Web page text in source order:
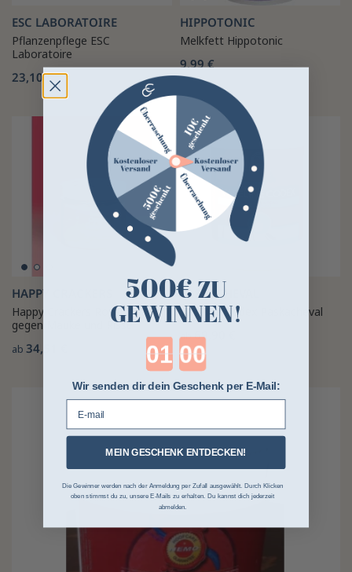
ESC LABORATOIRE
Pflanzenpflege ESC
Laboratoire
23,10 €
HIPPOTONIC
Melkfett Hippotonic
9,99 €
HAPPY CRACKERS
Happy Crackers Rosenbalsam
gegen Mauke und Risse
ab 34,51 €
PASKACHEVAL
Vaseline Codex Paskacheval
ab69,90 €
500€ ZU
GEWINNEN!
Countdown ends in:
Wir senden dir dein Geschenk per E-Mail:
MEIN GESCHENK ENTDECKEN!
Die Gewinner werden nach der Anmeldung per Zufall ausgewählt. Durch Klicken
oben stimmst du zu, unsere E-Mails zu erhalten. Du kannst dich jederzeit
abmelden.